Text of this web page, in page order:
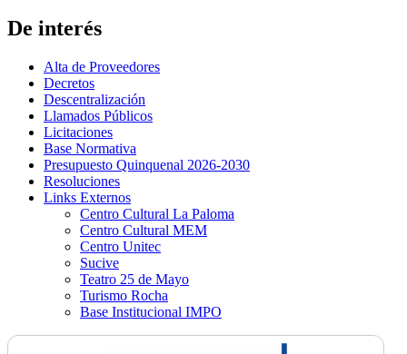
De interés
Alta de Proveedores
Decretos
Descentralización
Llamados Públicos
Licitaciones
Base Normativa
Presupuesto Quinquenal 2026-2030
Resoluciones
Links Externos
Centro Cultural La Paloma
Centro Cultural MEM
Centro Unitec
Sucive
Teatro 25 de Mayo
Turismo Rocha
Base Institucional IMPO